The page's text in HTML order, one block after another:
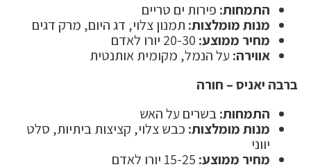
התמחות: פירות ים טריים
מנות מומלצות: תמנון צלוי, דג היום, מרק דגים
מחיר ממוצע:
אווירה: על הנמל, מקומית אותנטית
ברבה יאניס – חורה
התמחות:בשרים על האש
מנות מומלצות: כבש צלוי, קציצות ביתיות, סלט
יווני
מחיר ממוצע: